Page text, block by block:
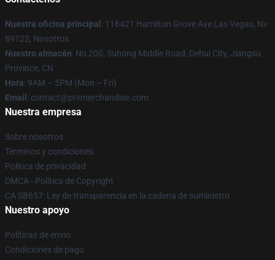
Nuestra oficina principal : 116421 Hamilton Grove Ave Las Vegas, Nv
89122, Nosotros
Nuestro almacén: No 200, Suhong Middle Road, Dehui City, Jiangsu
Province, CN
Hora: 9AM – 5PM (Mon – Fri)
Email : contact@ptvmerchandise.com
Nuestra empresa
Sobre nosotros
Términos y condiciones
Política de privacidad
DMCA - Política de Copyright
CA SB657: Ley de transparencia en la cadena de suministro
Nuestro apoyo
Políticas de envío
Condiciones de pago